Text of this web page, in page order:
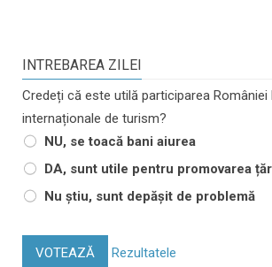
INTREBAREA ZILEI
Credeți că este utilă participarea României
internaționale de turism?
NU, se toacă bani aiurea
DA, sunt utile pentru promovarea
Nu știu, sunt depășit de problemă
VOTEAZĂ Rezultatele